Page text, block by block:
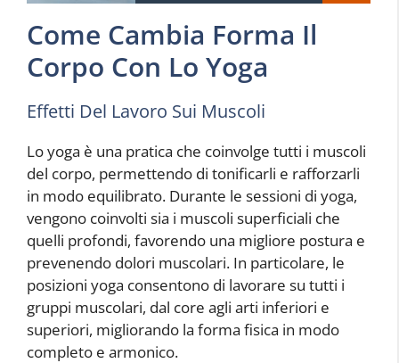
Come Cambia Forma Il
Corpo Con Lo Yoga
Effetti Del Lavoro Sui Muscoli
Lo yoga è una pratica che coinvolge tutti i muscoli
del corpo, permettendo di tonificarli e rafforzarli
in modo equilibrato. Durante le sessioni di yoga,
vengono coinvolti sia i muscoli superficiali che
quelli profondi, favorendo una migliore postura e
prevenendo dolori muscolari. In particolare, le
posizioni yoga consentono di lavorare su tutti i
gruppi muscolari, dal core agli arti inferiori e
superiori, migliorando la forma fisica in modo
completo e armonico.